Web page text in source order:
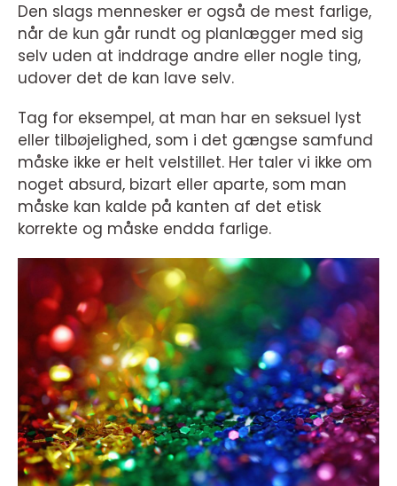
Den slags mennesker er også de mest farlige,
når de kun går rundt og planlægger med sig
selv uden at inddrage andre eller nogle ting,
udover det de kan lave selv.
Tag for eksempel, at man har en seksuel lyst
eller tilbøjelighed, som i det gængse samfund
måske ikke er helt velstillet. Her taler vi ikke om
noget absurd, bizart eller aparte, som man
måske kan kalde på kanten af det etisk
korrekte og måske endda farlige.